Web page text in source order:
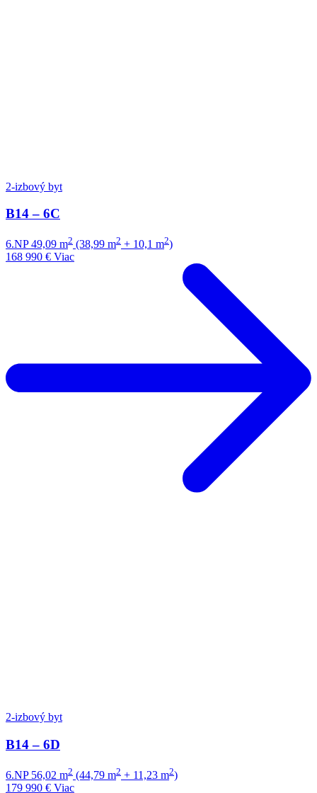
2-izbový byt
B14 – 6C
6.NP 49,09 m2 (38,99 m2 + 10,1 m2)
168 990 € Viac
2-izbový byt
B14 – 6D
6.NP 56,02 m2 (44,79 m2 + 11,23 m2)
179 990 € Viac